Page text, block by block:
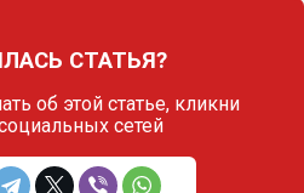
СТАТЬЯ?
об этой статье, кликни
сетей